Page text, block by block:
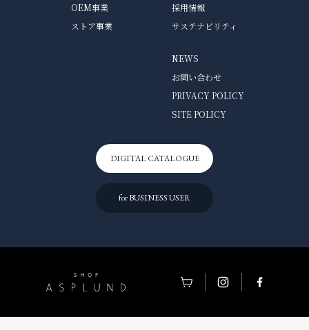
OEM事業
ストア事業
採用情報
サステナビリティ
NEWS
お問い合わせ
PRIVACY POLICY
SITE POLICY
DIGITAL CATALOGUE
for BUSINESS USER